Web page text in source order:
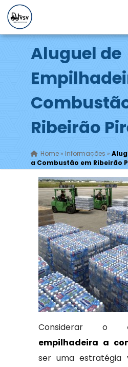
Aluguel de
Ribeirão
Home» Informações »
a Combustão em Ribeirão
Considerar o
empilhadeira a
ser uma estratégia